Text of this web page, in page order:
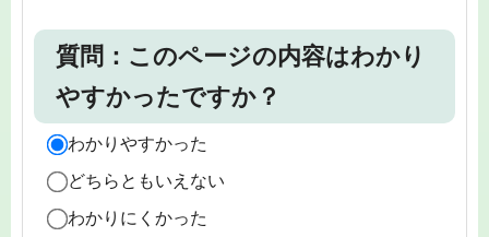
質問：このページの内容はわかり
やすかったですか？
わかりやすかった
どちらともいえない
わかりにくかった